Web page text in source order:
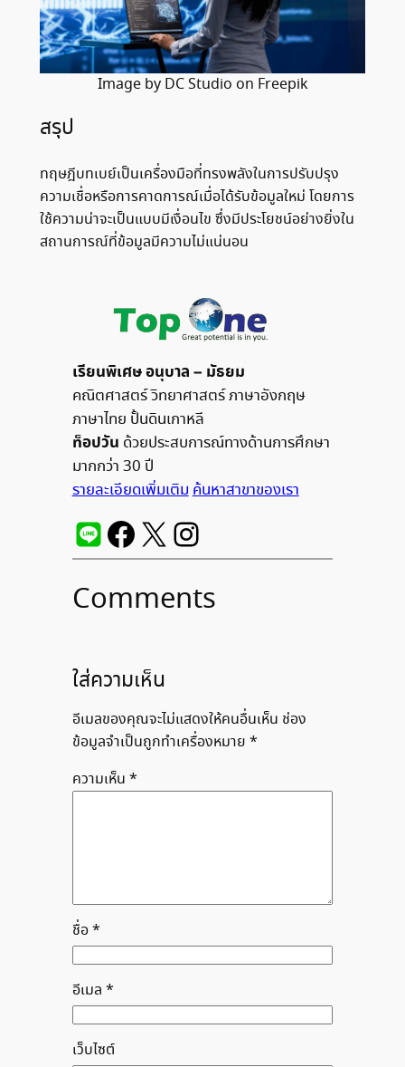
Image by DC Studio on Freepik
สรุป
ทฤษฎีบทเบย์เป็นเครื่องมือที่ทรงพลังในการปรับปรุง
ความเชื่อหรือการคาดการณ์เมื่อได้รับข้อมูลใหม่ โดยการ
ใช้ความน่าจะเป็นแบบมีเงื่อนไข ซึ่งมีประโยชน์อย่างยิ่งใน
สถานการณ์ที่ข้อมูลมีความไม่แน่นอน
เรียนพิเศษ อนุบาล – มัธยม
คณิตศาสตร์ วิทยาศาสตร์ ภาษาอังกฤษ
ภาษาไทย ปั้นดินเกาหลี
ท็อปวัน ด้วยประสบการณ์ทางด้านการศึกษา
มากกว่า 30 ปี
รายละเอียดเพิ่มเติมค้นหาสาขาของเรา
Comments
ใส่ความเห็น
อีเมลของคุณจะไม่แสดงให้คนอื่นเห็น ช่อง
ข้อมูลจำเป็นถูกทำเครื่องหมาย *
ความเห็น *
ชื่อ*
อีเมล *
เว็บไซต์